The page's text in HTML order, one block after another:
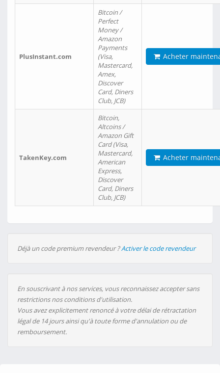
PlusInstant.com
Bitcoin /
Perfect
Money /
Amazon
Payments
(Visa,
Mastercard,
Amex,
Discover
Card, Diners
Club, JCB)
Acheter
TakenKey.com
Bitcoin,
Altcoins /
Amazon Gift
Card (Visa,
Mastercard,
American
Express,
Discover
Card, Diners
Club, JCB)
Acheter
Déjà un code premium revendeur ?Activer le code revendeur
En souscrivant à nos services, vous reconnaissez accepter sans
restrictions nos conditions d'utilisation.
Vous avez explicitement renoncé à votre délai de rétractation
légal de 14 jours ainsi qu'à toute forme d'annulation ou de
remboursement.